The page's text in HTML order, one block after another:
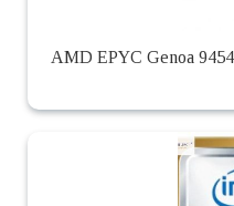
AMD EPYC Genoa